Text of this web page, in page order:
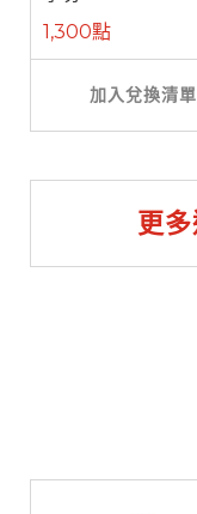
1,300點
加入兌換清單
更